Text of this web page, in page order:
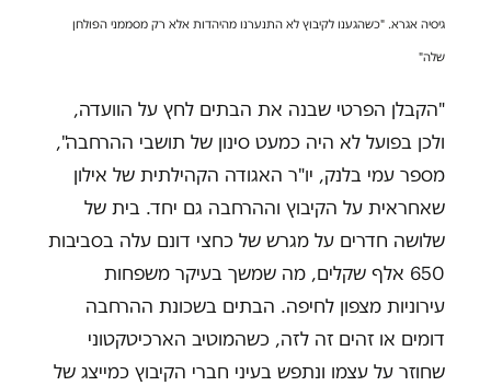
גיסיה אגרא. "כשהגענו לקיבוץ לא התנערנו מהיהדות אלא רק מסממני הפולחן
שלה"
"הקבלן הפרטי שבנה את הבתים לחץ על הוועדה,
ולכן בפועל לא היה כמעט סינון של תושבי ההרחבה",
מספר עמי בלנק, יו"ר האגודה הקהילתית של אילון
שאחראית על הקיבוץ וההרחבה גם יחד. בית של
שלושה חדרים על מגרש של כחצי דונם עלה בסביבות
650 אלף שקלים, מה שמשך בעיקר משפחות
עירוניות מצפון לחיפה. הבתים בשכונת ההרחבה
דומים או זהים זה לזה, כשהמוטיב הארכיטקטוני
שחוזר על עצמו ונתפש בעיני חברי הקיבוץ כמייצג של